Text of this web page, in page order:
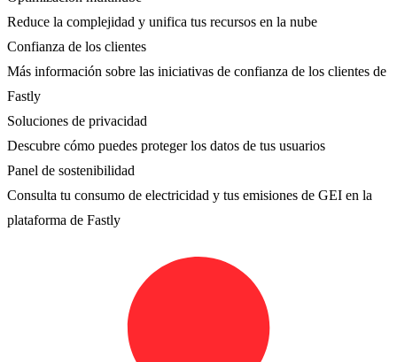
Reduce la complejidad y unifica tus recursos en la nube
Confianza de los clientes
Más información sobre las iniciativas de confianza de los clientes de
Fastly
Soluciones de privacidad
Descubre cómo puedes proteger los datos de tus usuarios
Panel de sostenibilidad
Consulta tu consumo de electricidad y tus emisiones de GEI en la
plataforma de Fastly